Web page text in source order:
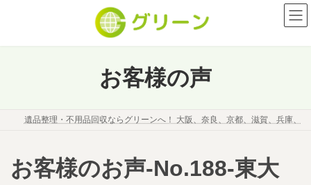
ン
ー
お客様の声
遺品整理・不用品回収ならグリーンへ！ 大阪、奈良、京都、滋賀、兵庫、
お客様のお声-No.188-東大